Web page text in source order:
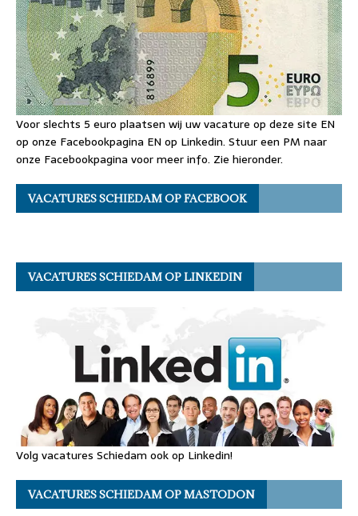
Voor slechts 5 euro plaatsen wij uw vacature op deze site EN
op onze Facebookpagina EN op Linkedin. Stuur een PM naar
onze Facebookpagina voor meer info. Zie hieronder.
VACATURES SCHIEDAM OP FACEBOOK
VACATURES SCHIEDAM OP LINKEDIN
Volg vacatures Schiedam ook op Linkedin!
VACATURES SCHIEDAM OP MASTODON